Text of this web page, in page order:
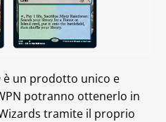
è un prodotto unico e
potranno ottenerlo in
tramite il proprio